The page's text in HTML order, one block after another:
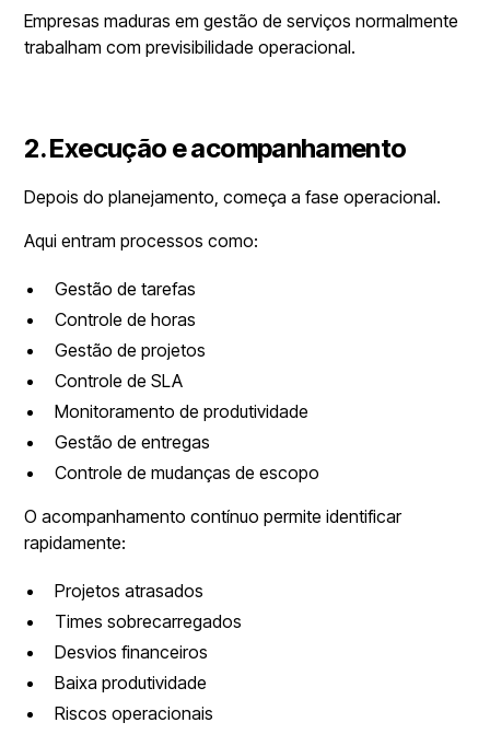
Empresas maduras em gestão de serviços normalmente
trabalham com previsibilidade operacional.
2. Execução e acompanhamento
Depois do planejamento, começa a fase operacional.
Aqui entram processos como:
Gestão de tarefas
Controle de horas
Gestão de projetos
Controle de SLA
Monitoramento de produtividade
Gestão de entregas
Controle de mudanças de escopo
O acompanhamento contínuo permite identificar
rapidamente:
Projetos atrasados
Times sobrecarregados
Desvios financeiros
Baixa produtividade
Riscos operacionais